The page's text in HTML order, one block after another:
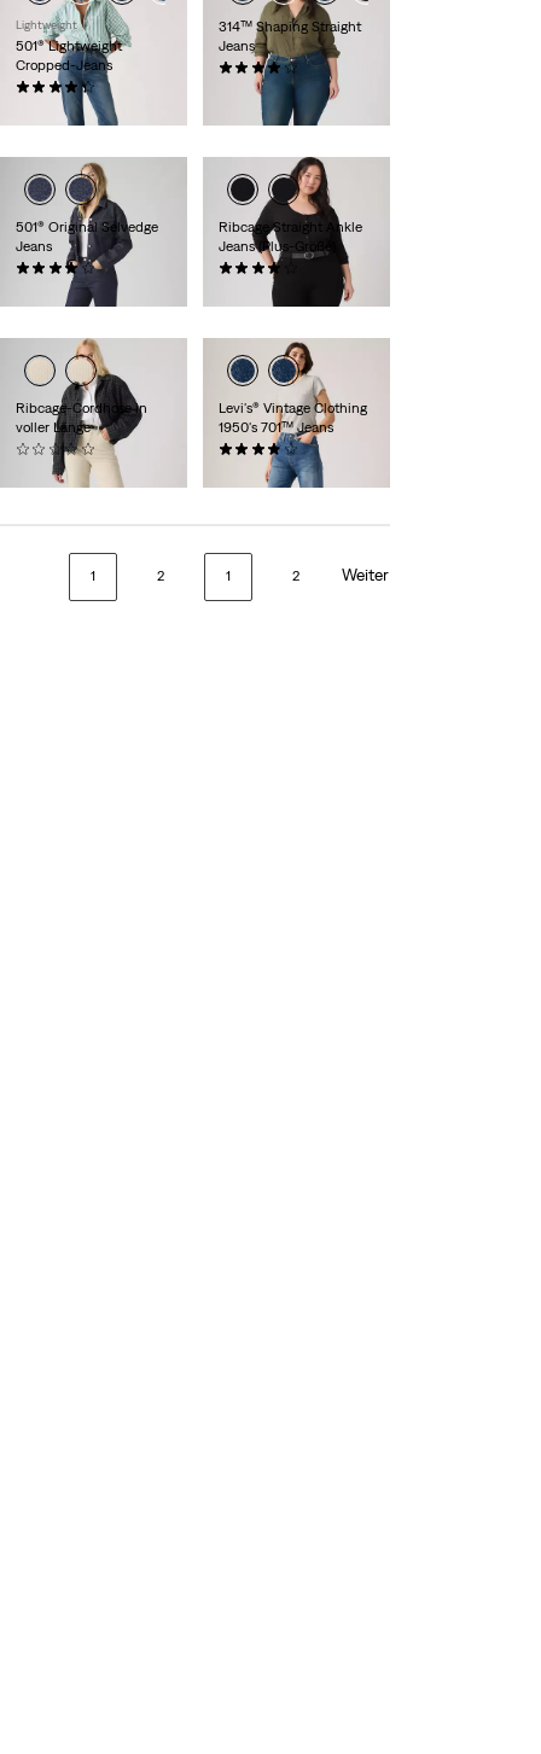
Lightweight
501® Lightweight
Cropped-Jeans
(0)
CHF 139.90
314™ Shaping Straight
Jeans
(0)
CHF 109.90
501® Original Selvedge
Jeans
(0)
CHF 189.90
Ribcage Straight Ankle
Jeans (Plus-Größe)
CHF 149.90
Ribcage-Cordhose in
voller Länge
(0)
CHF 139.90
Levi's® Vintage Clothing
1950's 701™ Jeans
(0)
CHF 349.90
1 2 Weiter
1 2